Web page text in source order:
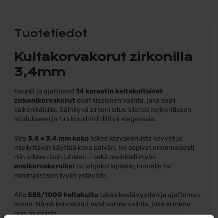
Tuotetiedot
Kultakorvakorut zirkonilla
3,4mm
Kauniit ja ajattomat14 karaatin keltakultaiset
zirkonikorvakorut ovat klassinen valinta, joka sopii
kaikenikäisille. Säihkyvä zirkoni istuu siististi nelikyntiseen
istutukseen ja tuo koruihin hillittyä eleganssia.
Siro 3,4 × 3,4 mm koko tekee korvakoruista kevyet ja
miellyttävät käyttää koko päivän. Ne sopivat erinomaisesti
niin arkeen kuin juhlaan – sekä mainiosti myös
ensikorvakoruiksi tai lahjaksi lapselle, nuorelle tai
minimalistisen tyylin ystävälle.
Aito 585/1000 keltakultatakaa kestävyyden ja ajattoman
arvon. Nämä korvakorut ovat varma valinta, joka ei mene
pois muodista.